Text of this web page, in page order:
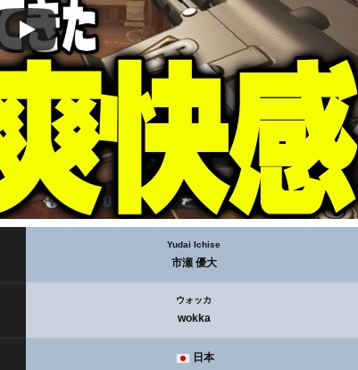
Yudai Ichise
市瀬 優大
ウォッカ
wokka
日本